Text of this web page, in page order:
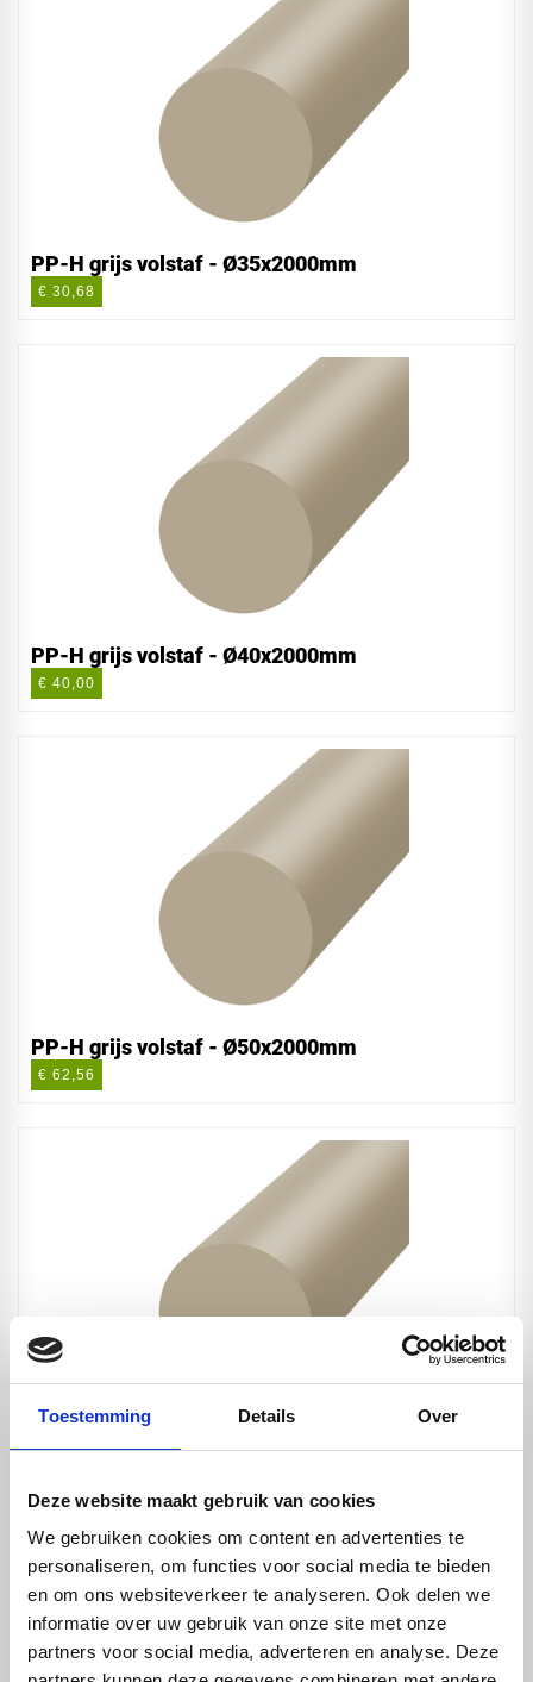
Toestemming Details Over
Deze website maakt gebruik van cookies
We gebruiken cookies om content en advertenties te
personaliseren, om functies voor social media te bieden
en om ons websiteverkeer te analyseren. Ook delen we
informatie over uw gebruik van onze site met onze
partners voor social media, adverteren en analyse. Deze
PP-H grijs volstaf - Ø35x2000mm
€ 30,68
PP-H grijs volstaf - Ø40x2000mm
€ 40,00
PP-H grijs volstaf - Ø50x2000mm
€ 62,56